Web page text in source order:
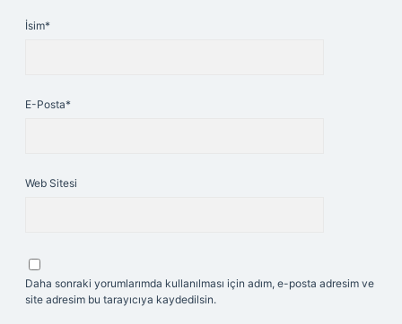
İsim*
E-Posta*
Web Sitesi
Daha sonraki yorumlarımda kullanılması için adım, e-posta adresim ve
site adresim bu tarayıcıya kaydedilsin.